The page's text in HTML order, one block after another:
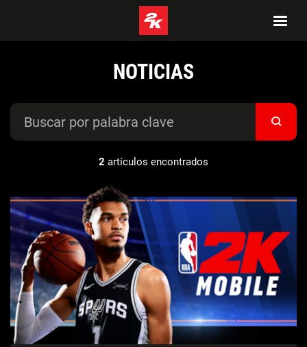
NOTICIAS
2 artículos encontrados